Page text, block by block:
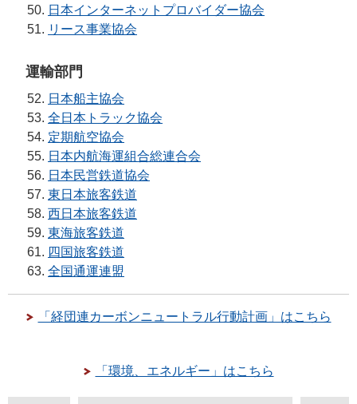
日本インターネットプロバイダー協会
リース事業協会
運輸部門
日本船主協会
全日本トラック協会
定期航空協会
日本内航海運組合総連合会
日本民営鉄道協会
東日本旅客鉄道
西日本旅客鉄道
東海旅客鉄道
四国旅客鉄道
全国通運連盟
「経団連カーボンニュートラル行動計画」はこちら
「環境、エネルギー」はこちら